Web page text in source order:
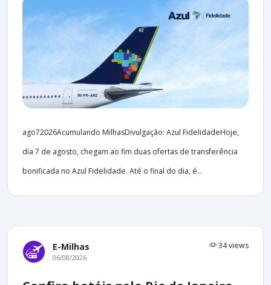
ago72026Acumulando MilhasDivulgação: Azul FidelidadeHoje,
dia 7 de agosto, chegam ao fim duas ofertas de transferência
bonificada no Azul Fidelidade. Até o final do dia, é...
E-Milhas 34 views
06/08/2026